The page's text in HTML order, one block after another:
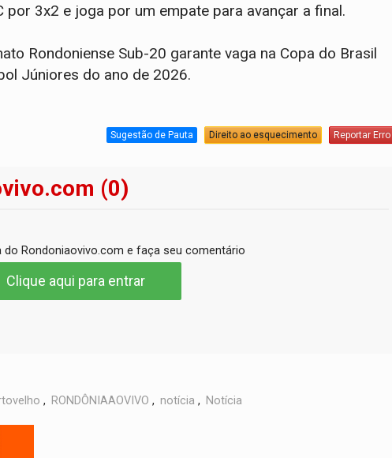
por 3x2 e joga por um empate para avançar a final.
Rondoniense Sub-20 garante vaga na Copa do Brasil
Júniores do ano de 2026.
Sugestão de Pauta Direito ao esquecimento Reportar Erro
(0)
Rondoniaovivo.com e faça seu comentário
Clique aqui para entrar
, RONDÔNIAAOVIVO , notícia , Notícia